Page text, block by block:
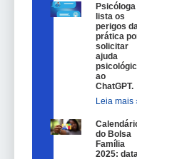
Psicóloga
lista os
perigos da
prática por
solicitar
ajuda
psicológica
ao
ChatGPT.
Leia mais »
Calendário
do Bolsa
Família
2025: datas